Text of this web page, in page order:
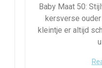
Baby Maat 50:
kersverse
kleintje er altijd